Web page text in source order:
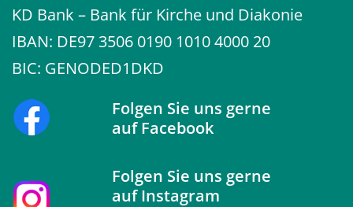
KD Bank – Bank für Kirche und Diakonie
IBAN: DE97 3506 0190 1010 4000 20
BIC: GENODED1DKD
Folgen Sie uns gerne
aufFacebook
Folgen Sie uns gerne
aufInstagram